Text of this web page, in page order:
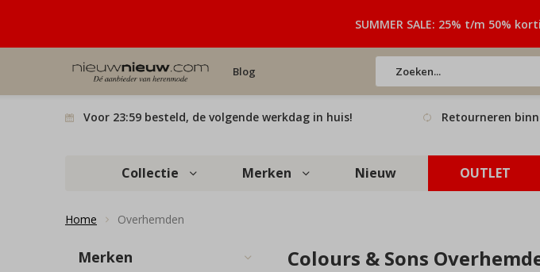
Blog
SUMMER SALE: 25% t/m 50%
Voor 23:59 besteld, de volgende werkdag in huis! Retourneren
Collectie Merken Nieuw OUTLET
Home Overhemden
Colours & Sons
Merken